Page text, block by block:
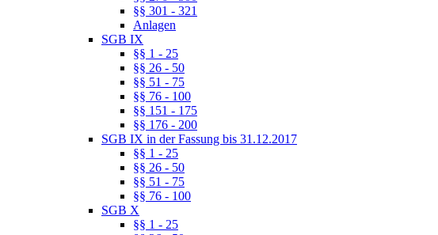
§§ 301 - 321
Anlagen
SGB IX
§§ 1 - 25
§§ 26 - 50
§§ 51 - 75
§§ 76 - 100
§§ 151 - 175
§§ 176 - 200
SGB IX in der Fassung bis 31.12.2017
§§ 1 - 25
§§ 26 - 50
§§ 51 - 75
§§ 76 - 100
SGB X
§§ 1 - 25